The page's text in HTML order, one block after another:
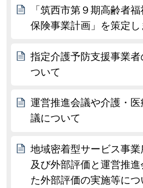
「筑西市第９期高齢者
保険事業計画」を策定し
指定介護予防支援事業
ついて
運営推進会議や介護・
議について
地域密着型サービス事
及び外部評価と運営推
た外部評価の実施等につ